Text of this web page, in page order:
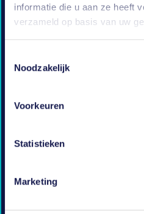
informatie die u aan ze heeft
verzameld op basis van uw
Noodzakelijk
Voorkeuren
Statistieken
Marketing
E-mailadres
Telefoonnummer prive
Ik ga akkoord met de